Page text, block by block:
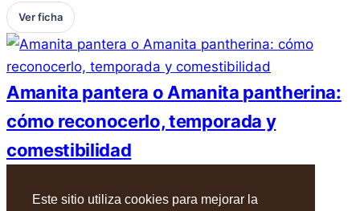
Este sitio utiliza cookies para mejorar la
Ver ficha
Amanita pantera o Amanita pantherina:
cómo reconocerlo, temporada y
comestibilidad